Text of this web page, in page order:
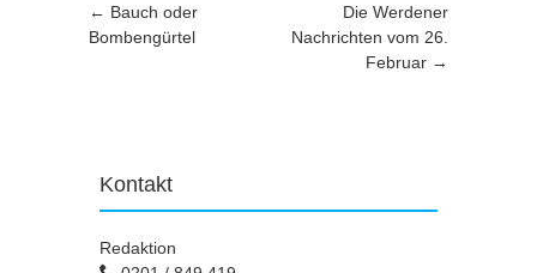
Artikel-Navigation
← Bauch oder
Bombengürtel
Die Werdener
Nachrichten vom 26.
Februar →
Kontakt
Redaktion